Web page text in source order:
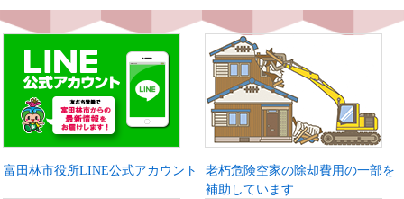
富田林市役所LINE公式アカウント
老朽危険空家の除却費用の一部を
補助しています